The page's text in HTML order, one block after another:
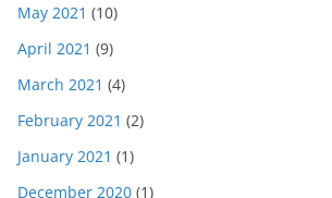
May 2021 (10)
April 2021 (9)
March 2021 (4)
February 2021 (2)
January 2021 (1)
December 2020 (1)